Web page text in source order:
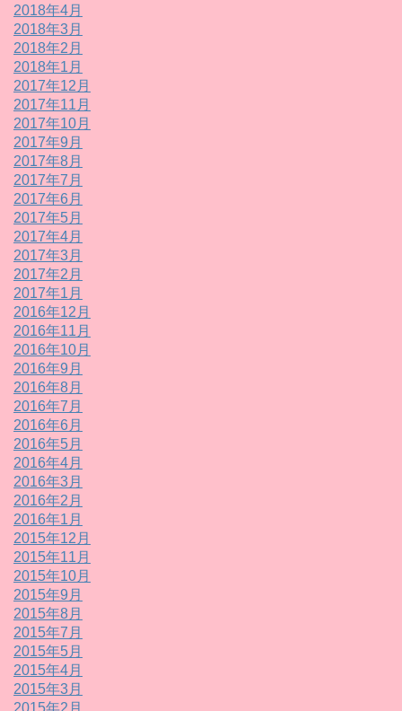
2018年4月
2018年3月
2018年2月
2018年1月
2017年12月
2017年11月
2017年10月
2017年9月
2017年8月
2017年7月
2017年6月
2017年5月
2017年4月
2017年3月
2017年2月
2017年1月
2016年12月
2016年11月
2016年10月
2016年9月
2016年8月
2016年7月
2016年6月
2016年5月
2016年4月
2016年3月
2016年2月
2016年1月
2015年12月
2015年11月
2015年10月
2015年9月
2015年8月
2015年7月
2015年5月
2015年4月
2015年3月